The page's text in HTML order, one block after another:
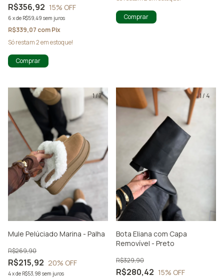
R$356,92 15% OFF
6 xde R$59,49 sem juros
R$339,07 comPix
Só restam2em estoque!
Comprar
Comprar
1/7
Mule Pelúciado Marina - Palha
R$215,92
R$269,90
20% OFF
4xde R$53,98 sem juros
1/ 4
Bota Eliana com Capa
Removível - Preto
R$280,42
R$329,90
15% OFF